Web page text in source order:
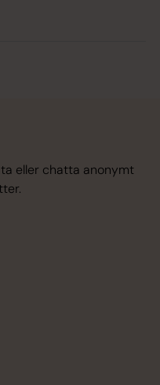
eller chatta anonymt